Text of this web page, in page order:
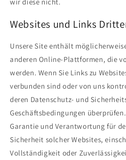
Websites und Links
Unsere Site enthält
anderen Online-Plattformen, die
werden. Wenn Sie Links zu
verbunden sind oder von uns
deren Datenschutz- und
Geschäftsbedingungen
Garantie und Verantwortung für
Sicherheit solcher Websites,
Vollständigkeit oder